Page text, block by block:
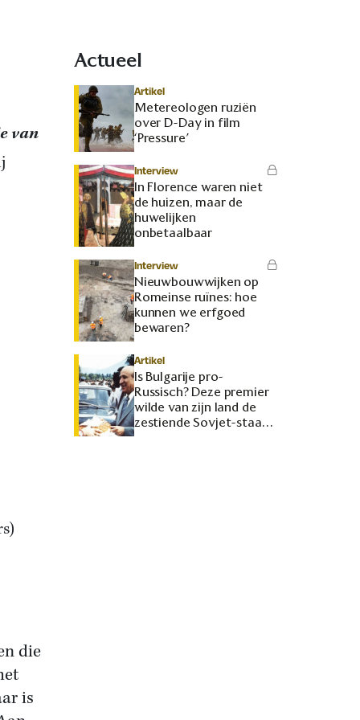
van
die
is
Actueel
Artikel
Metereologen ruziën
over D-Day in film
‘Pressure’
Interview
In Florence waren niet
de huizen, maar de
huwelijken
onbetaalbaar
Interview
Nieuwbouwwijken op
Romeinse ruïnes: hoe
kunnen we erfgoed
bewaren?
Artikel
Is Bulgarije pro-
Russisch? Deze premier
wilde van zijn land de
zestiende Sovjet-staat
maken